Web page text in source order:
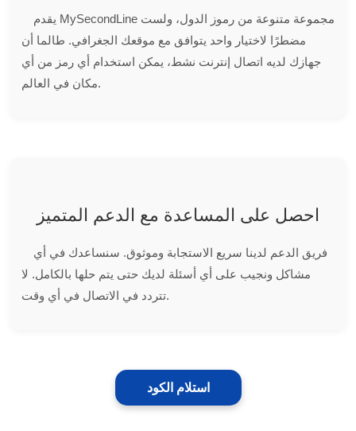
يقدم MySecondLine مجموعة متنوعة من رموز الدول، ولست
مضطرًا لاختيار واحد يتوافق مع موقعك الجغرافي. طالما أن
جهازك لديه اتصال إنترنت نشط، يمكن استخدام أي رمز من أي
مكان في العالم.
احصل على المساعدة مع الدعم المتميز
فريق الدعم لدينا سريع الاستجابة وموثوق. سنساعدك في أي
مشاكل ونجيب على أي أسئلة لديك حتى يتم حلها بالكامل. لا
تتردد في الاتصال في أي وقت.
استلام الكود